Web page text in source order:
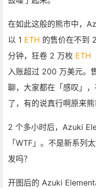
在如此这般的熊市中，
以 1 ETH 的售价在不到
分钟，狂卷 2 万枚 ETH
入账超过 200 万美元。
聊，大家都在「感叹」
了，有的说真行啊原来
2 个多小时后，Azuki
「WTF」。不是新系
发吗？
开图后的 Azuki